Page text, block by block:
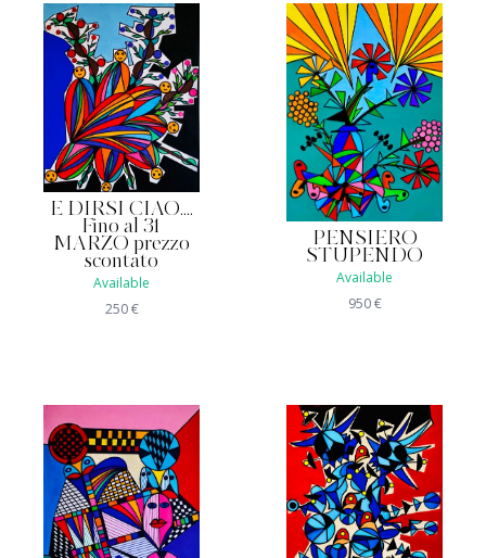
E DIRSI CIAO....
Fino al 31
MARZO prezzo
scontato
Available
250€
PENSIERO
STUPENDO
Available
950€